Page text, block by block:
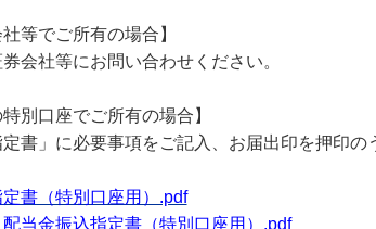
等でご所有の場合】
会社等にお問い合わせください。
別口座でご所有の場合】
定書」に必要事項をご記入、お届出印を押印の
書（特別口座用）.pdf
配当金振込指定書（特別口座用）.pdf